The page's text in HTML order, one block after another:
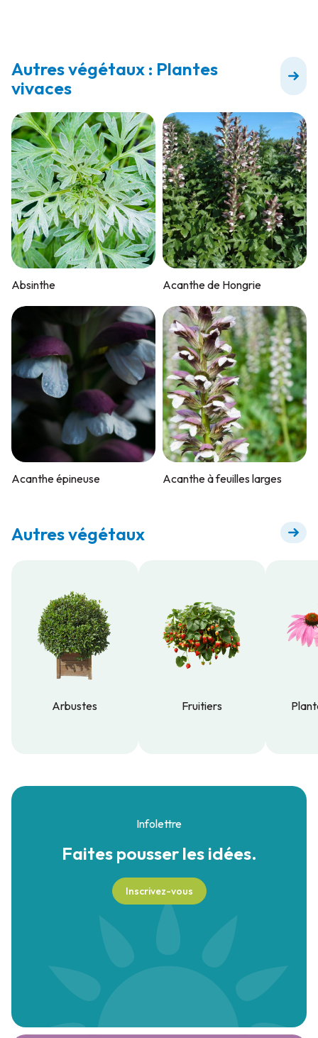
Autres végétaux : Plantes
vivaces
Absinthe Acanthe de Hongrie
Acanthe épineuse Acanthe à feuilles larges
Autres végétaux
Arbustes
Fruitiers
Infolettre
Faites pousserles idées.
Inscrivez-vous